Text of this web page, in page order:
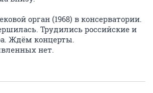
орган (1968) в консерватории.
Трудились российские и
Ждём концерты.
нет.